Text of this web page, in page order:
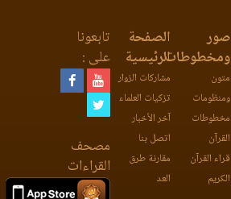
صور
ومخطوطات
متون
ومنظومات
مخطوطات
القرآن
قراء القرآن
الكريم
الصفحة
الرئيسية
مشاركات الزوار
تزكيات العلماء
آخر الأخبار
اتصل بنا
مقارنة طرق
العد
تابعونا
على :
مصحف
القراءات